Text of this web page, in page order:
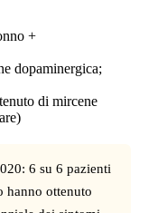
+
dopaminergica;
di mircene
6 su 6 pazienti
hanno ottenuto